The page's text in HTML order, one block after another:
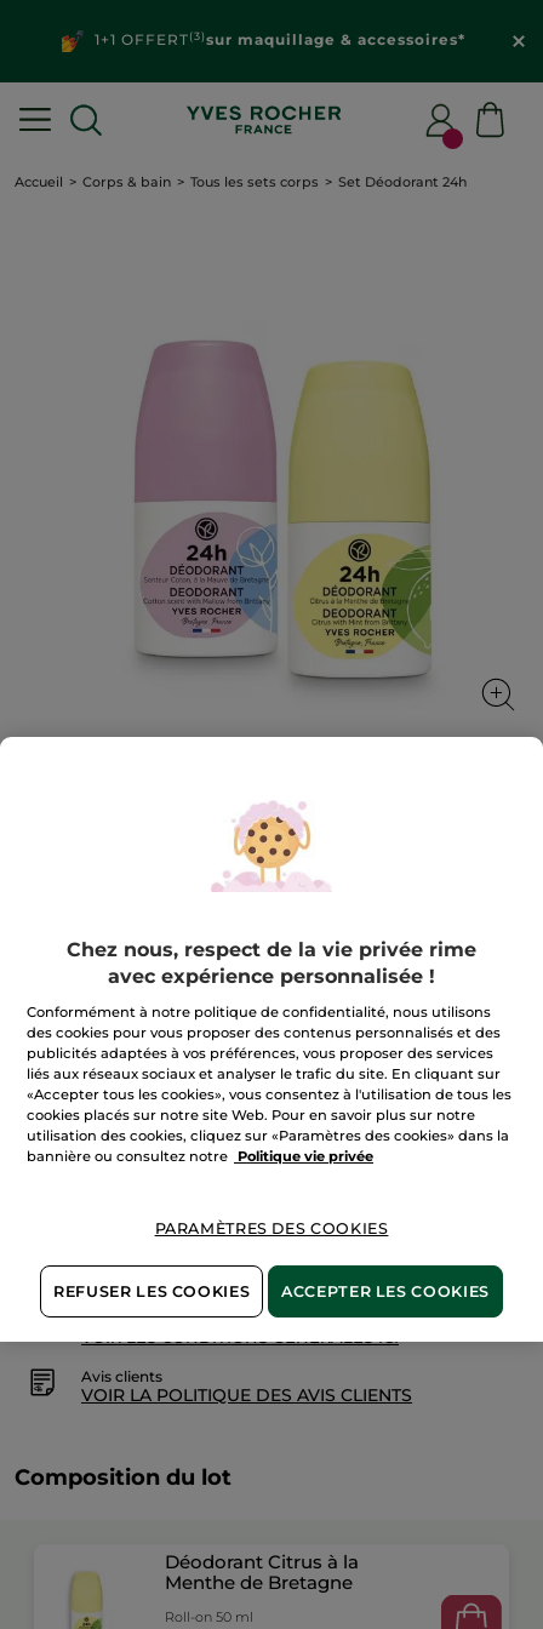
1+1 OFFERT(3)sur maquillage & accessoires*
Accueil Corps & bain Tous les sets corps Set Déodorant 24h
Set Déodorant 24h
Deux déodorants, une protection efficace
valeur
de
notation
Set
Déodorant
24h
-44% 10,99 € 19,80 €
Quantité
AJOUTER AU PANIER
Paiement sécurisé
Satisfait ou remboursé
Conditions générales de vente
Avis clients
VOIR LA POLITIQUE DES AVIS CLIENTS
Composition du lot
Déodorant Citrus à la
Menthe de Bretagne
Roll-on 50 ml
Chez nous, respect de la vie privée rime
avec expérience personnalisée !
Conformément à notre politique de confidentialité, nous utilisons
des cookies pour vous proposer des contenus personnalisés et des
publicités adaptées à vos préférences, vous proposer des services
liés aux réseaux sociaux et analyser le trafic du site. En cliquant sur
«Accepter tous les cookies», vous consentez à l'utilisation de tous les
cookies placés sur notre site Web. Pour en savoir plus sur notre
utilisation des cookies, cliquez sur «Paramètres des cookies» dans la
bannière ou consultez notre
Politique vie privée
PARAMÈTRES DES COOKIES
REFUSER LES COOKIES ACCEPTER LES COOKIES